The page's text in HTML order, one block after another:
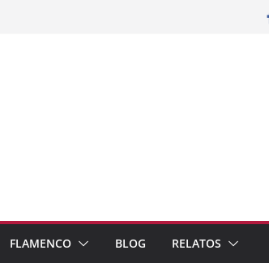
FLAMENCO BLOG RELATOS